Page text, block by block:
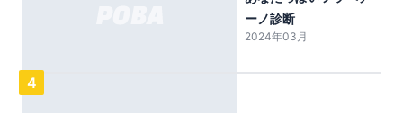
ーノ診断
2024年03月
4